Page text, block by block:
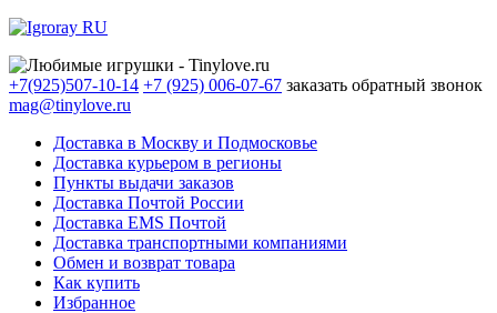
+7(925)507-10-14 +7 (925) 006-07-67 заказать обратный звонок
mag@tinylove.ru
Доставка в Москву и Подмосковье
Доставка курьером в регионы
Пункты выдачи заказов
Доставка Почтой России
Доставка EMS Почтой
Доставка транспортными компаниями
Обмен и возврат товара
Как купить
Избранное